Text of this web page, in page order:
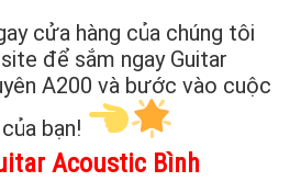
cửa hàng của chúng tôi
để sắm ngay Guitar
A200 và bước vào cuộc
bạn!
Acoustic Bình